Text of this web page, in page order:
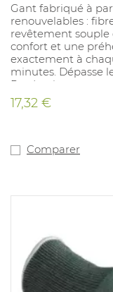
Gant fabriqué à
renouvelables :
revêtement souple
confort et une
exactement à
minutes. Dépasse
Production neutre
17,32 €
Comparer